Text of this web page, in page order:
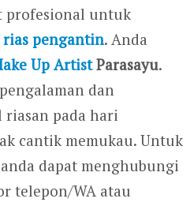
profesional untuk
rias pengantin. Anda
Up ArtistParasayu.
dan
pada hari
cantik memukau. Untuk
dapat menghubungi
telepon/WA atau